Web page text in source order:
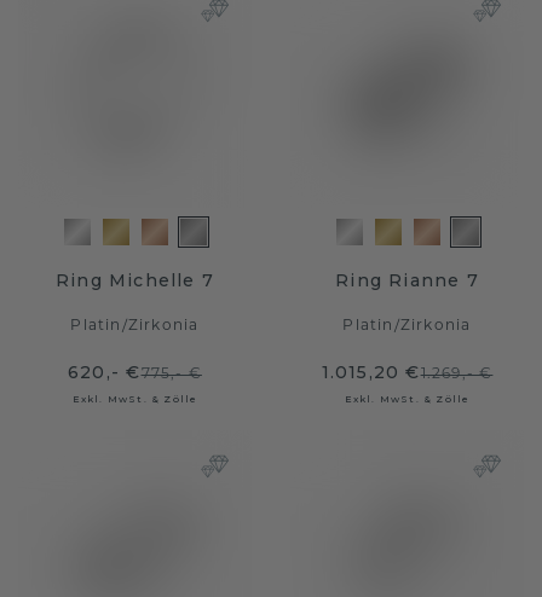
Ring Michelle 7
Platin /Zirkonia
620,- €775,- €
Exkl. MwSt. & Zölle
Ring Rianne 7
Platin /Zirkonia
1.015,20 €1.269,- €
Exkl. MwSt. & Zölle